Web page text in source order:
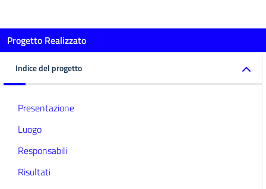
Progetto Realizzato
Indice del progetto
Presentazione
Luogo
Responsabili
Risultati